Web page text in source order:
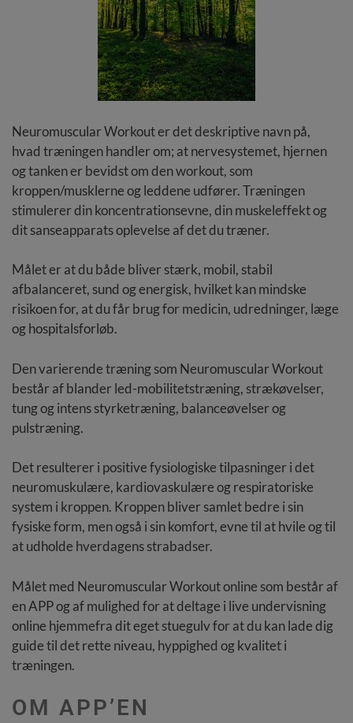
Neuromuscular Workout er det deskriptive navn på,
hvad træningen handler om; at nervesystemet, hjernen
og tanken er bevidst om den workout, som
kroppen/musklerne og leddene udfører. Træningen
stimulerer din koncentrationsevne, din muskeleffekt og
dit sanseapparats oplevelse af det du træner.
Målet er at du både bliver stærk, mobil, stabil
afbalanceret, sund og energisk, hvilket kan mindske
risikoen for, at du får brug for medicin, udredninger, læge
og hospitalsforløb.
Den varierende træning som Neuromuscular Workout
består af blander led-mobilitetstræning, strækøvelser,
tung og intens styrketræning, balanceøvelser og
pulstræning.
Det resulterer i positive fysiologiske tilpasninger i det
neuromuskulære, kardiovaskulære og respiratoriske
system i kroppen. Kroppen bliver samlet bedre i sin
fysiske form, men også i sin komfort, evne til at hvile og til
at udholde hverdagens strabadser.
Målet med Neuromuscular Workout online som består af
en APP og af mulighed for at deltage i live undervisning
online hjemmefra dit eget stuegulv for at du kan lade dig
guide til det rette niveau, hyppighed og kvalitet i
træningen.
OM APP’EN